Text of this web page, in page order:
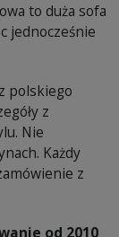
to duża sofa
jednocześnie
polskiego
z
Nie
Każdy
z
od 2010